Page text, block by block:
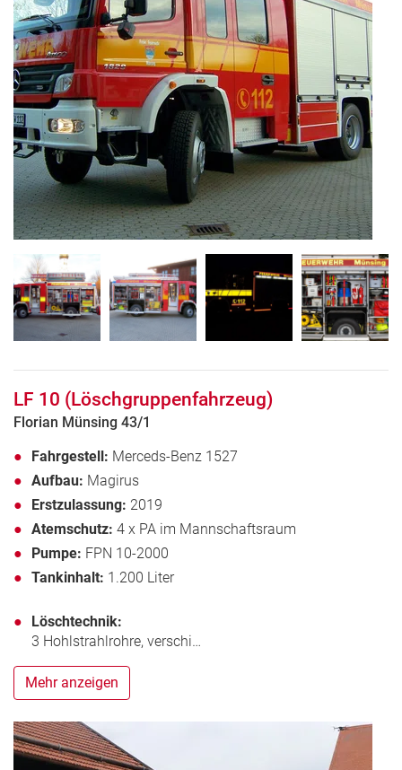
LF 10 (Löschgruppenfahrzeug)
Florian Münsing 43/1
Fahrgestell: Merceds-Benz 1527
Aufbau: Magirus
Erstzulassung: 2019
Atemschutz: 4 x PA im Mannschaftsraum
Pumpe: FPN 10-2000
Tankinhalt: 1.200 Liter
Löschtechnik:
3 Hohlstrahlrohre, verschi…
Mehr anzeigen